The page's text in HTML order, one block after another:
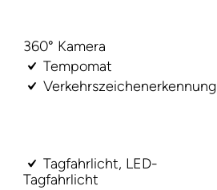
360° Kamera
Tempomat
Verkehrszeichenerkennung
Tagfahrlicht, LED-
Tagfahrlicht